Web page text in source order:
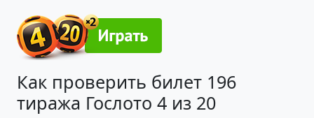
Как проверить билет 196
тиража Гослото 4 из 20